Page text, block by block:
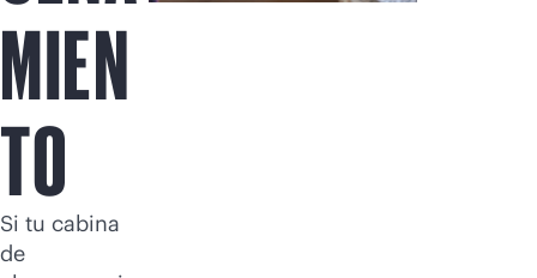
MIEN
TO
Si tu cabina
de